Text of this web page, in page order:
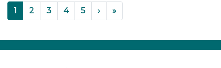
Pagination
Current
page
1 Page
2 Page
3 Page
4 Page
5 ››› »Last »